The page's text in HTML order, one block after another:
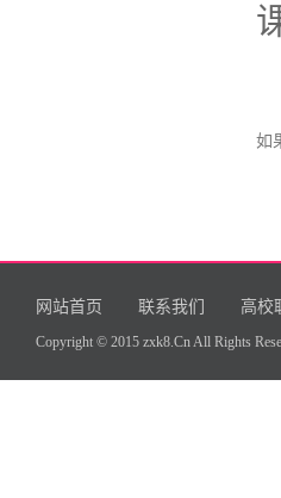
如
网站首页 联系我们 高校
Copyright © 2015 zxk8.Cn All Rights